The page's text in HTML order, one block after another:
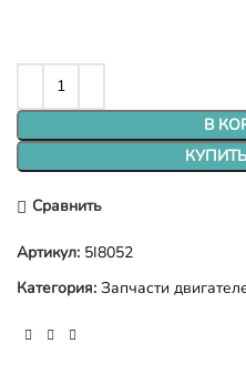
В
Сравнить
Артикул: 5I8052
Категория: Запчасти